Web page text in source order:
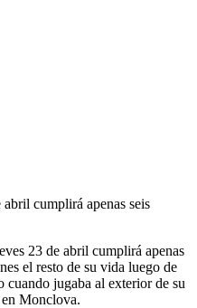
cumplirá apenas seis
23 de abril cumplirá apenas
el resto de su vida luego de
cuando jugaba al exterior de su
Monclova.